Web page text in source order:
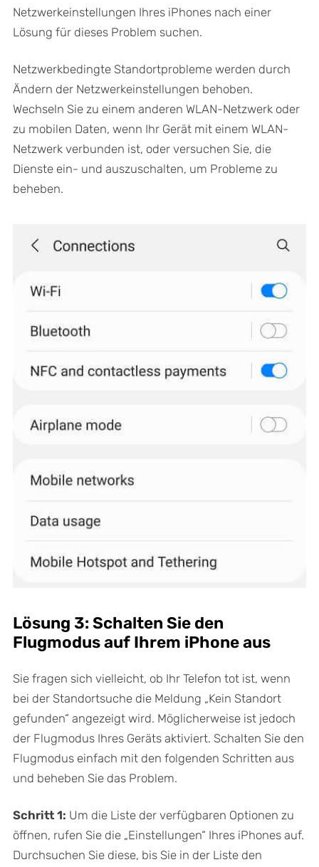
Netzwerkeinstellungen Ihres iPhones nach einer
Lösung für dieses Problem suchen.
Netzwerkbedingte Standortprobleme werden durch
Ändern der Netzwerkeinstellungen behoben.
Wechseln Sie zu einem anderen WLAN-Netzwerk oder
zu mobilen Daten, wenn Ihr Gerät mit einem WLAN-
Netzwerk verbunden ist, oder versuchen Sie, die
Dienste ein- und auszuschalten, um Probleme zu
beheben.
Lösung 3: Schalten Sie den
Flugmodus auf Ihrem iPhone aus
Sie fragen sich vielleicht, ob Ihr Telefon tot ist, wenn
bei der Standortsuche die Meldung „Kein Standort
gefunden“ angezeigt wird. Möglicherweise ist jedoch
der Flugmodus Ihres Geräts aktiviert. Schalten Sie den
Flugmodus einfach mit den folgenden Schritten aus
und beheben Sie das Problem.
Schritt 1: Um die Liste der verfügbaren Optionen zu
öffnen, rufen Sie die „Einstellungen“ Ihres iPhones auf.
Durchsuchen Sie diese, bis Sie in der Liste den